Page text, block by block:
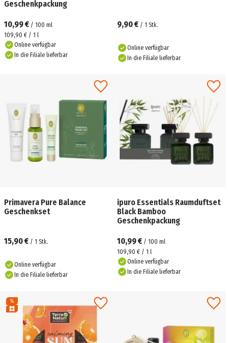
Geschenkpackung
10,99 € / 100 ml
109,90 € / 1 l
Online verfügbar
In die Filiale lieferbar
9,90 € / 1 Stk.
Online verfügbar
In die Filiale lieferbar
Primavera Pure Balance
Geschenkset
15,90 € / 1 Stk.
Online verfügbar
In die Filiale lieferbar
ipuro Essentials Raumduftset
Black Bamboo
Geschenkpackung
10,99 € / 100 ml
109,90 € / 1 l
Online verfügbar
In die Filiale lieferbar